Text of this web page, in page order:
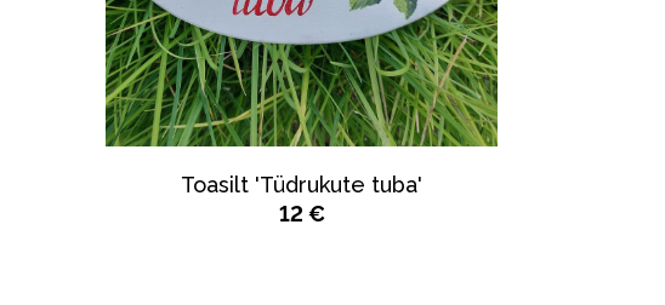
Toasilt 'Tüdrukute tuba'
12 €